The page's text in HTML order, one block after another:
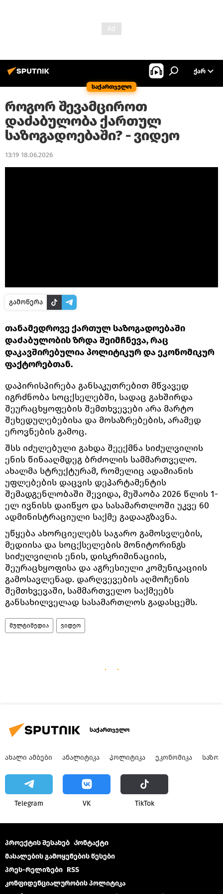
საქართველო
ᲥᲐᲠ
როგორ შევამციროთ
დაძაბულობა ქართულ
საზოგადოებაში? - ვიდეო
13:19 18.06.2026
გამოწერა
თანამედროვე ქართულ საზოგადოებაში
დაძაბულობის ზრდა შეიმჩნევა, რაც
დაკავშირებულია პოლიტიკურ და ეკონომიკურ
ფაქტორებთან.
დაპირისპირება განსაკუთრებით მწვავედ
იგრძნობა სოცქსელებში, სადაც გახშირდა
შეურაცხყოფების შემთხვევები არა მარტო
შეხედულებებისა და მოსაზრებების, არამედ
ეროვნების გამოც.
შსს იძულებული გახდა შეექმნა სიძულვილის
ენის წინააღმდეგ ბრძოლის სამმართველო.
ახალმა სტრუქტურამ, რომელიც ადამიანის
უფლებების დაცვის დეპარტამენტის
შემადგენლობაში შევიდა, მუშაობა 2026 წლის 1-
ელ ივნისს დაიწყო და სასამართლოში უკვე 60
ადმინისტრაციული საქმე გადააგზავნა.
უწყება ახორციელებს საჯარო გამოსვლების,
მედიისა და სოცქსელების მონიტორინგს
სიძულვილის ენის, დისკრიმინაციის,
შეურაცხყოფისა და აგრესიული კომუნიკაციის
გამოსავლენად. დარღვევების აღმოჩენის
შემთხვევაში, სამმართველო საქმეებს
განსახილველად სასამართლოს გადასცემს.
მულტიმედია ვიდეო
საქართველო
ᲐᲮᲐᲚᲘ ᲐᲛᲑᲔᲑᲘ ᲐᲜᲐᲚᲘᲢᲘᲙᲐ ᲞᲝᲚᲘᲢᲘᲙᲐ ᲔᲙᲝᲜᲝᲛᲘᲙᲐ
Telegram VK ТikТоk
პროექტის შესახებ Კონტაქტი
მასალების გამოყენების წესები
პრეს-რელიზები RSS
კონფიდენციალურობის პოლიტიკა